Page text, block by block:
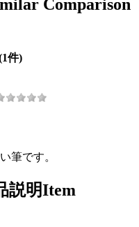
Comparison
件)
筆です。
説明Item